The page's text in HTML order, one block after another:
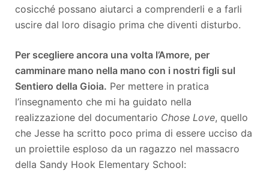
cosicché possano aiutarci a comprenderli e a farli
uscire dal loro disagio prima che diventi disturbo.
Per scegliere ancora una volta l’Amore, per
camminare mano nella mano con i nostri figli sul
Sentiero della Gioia. Per mettere in pratica
l’insegnamento che mi ha guidato nella
realizzazione del documentario Chose Love, quello
che Jesse ha scritto poco prima di essere ucciso da
un proiettile esploso da un ragazzo nel massacro
della Sandy Hook Elementary School: